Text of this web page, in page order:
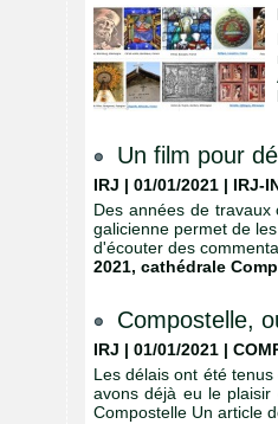
Un film pour
IRJ | 01/01/2021 | IRJ-
Des années de
galicienne permet de
d'écouter des
2021, cathédrale
Compostelle,
IRJ | 01/01/2021 |
Les délais ont été
avons déjà eu le
Compostelle Un article